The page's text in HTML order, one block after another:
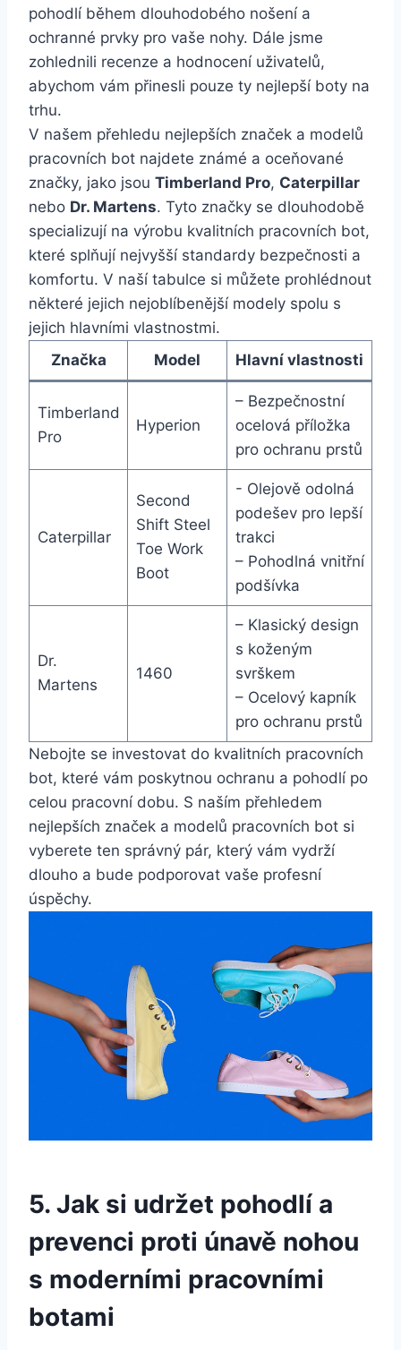
‌pohodlí během dlouhodobého nošení a
ochranné prvky pro vaše nohy. Dále jsme
zohlednili‍ recenze a hodnocení uživatelů,
abychom‍ vám přinesli pouze⁣ ty nejlepší ‌boty ​na
trhu.
V ⁤našem přehledu nejlepších ‌značek a modelů
⁢pracovních bot‍ najdete známé a oceňované
značky, jako jsou Timberland Pro,⁣ Caterpillar
nebo⁤ Dr. Martens. Tyto značky se dlouhodobě⁢
specializují‍ na výrobu kvalitních pracovních bot,
které ⁢splňují ‌nejvyšší ⁣standardy bezpečnosti a
komfortu.‌ V ‌naší ‍tabulce si můžete⁢ prohlédnout
některé‌ jejich​ nejoblíbenější modely spolu s
jejich hlavními ‌vlastnostmi.
Značka
Model Hlavní ‌vlastnosti
Timberland
Pro
Hyperion
– Bezpečnostní
ocelová příložka
⁢pro ochranu prstů
Caterpillar
Second
Shift Steel
Toe ‍Work
⁢Boot
-​ Olejově odolná
podešev pro lepší
‌trakci
– Pohodlná vnitřní
podšívka
Dr. ​
Martens
1460
– Klasický⁢ design
s koženým
svrškem
– Ocelový ⁤kapník
pro⁤ ochranu‍ prstů
Nebojte ‍se investovat do​ kvalitních ⁤pracovních
⁣bot, které vám poskytnou ochranu a pohodlí ​po
⁢celou ⁤pracovní ⁤dobu. S naším přehledem
nejlepších značek ⁣a modelů pracovních‍ bot ‌si
vyberete ten správný pár, který ‍vám vydrží
dlouho a⁤ bude ⁢podporovat ​vaše profesní⁢
úspěchy.
5. Jak‍ si udržet ​pohodlí a
prevenci proti únavě nohou
s​ moderními pracovními
botami